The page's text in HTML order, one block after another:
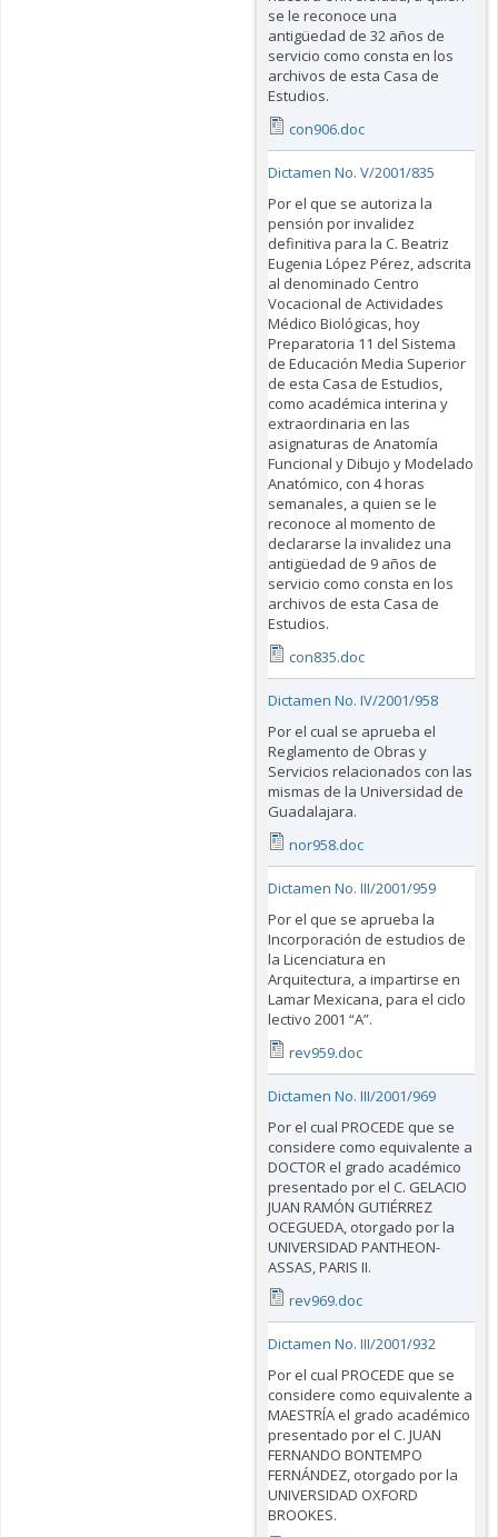
se le reconoce una
antigüedad de 32 años de
servicio como consta en los
archivos de esta Casa de
Estudios.
con906.doc
Dictamen No. V/2001/835
Por el que se autoriza la
pensión por invalidez
definitiva para la C. Beatriz
Eugenia López Pérez, adscrita
al denominado Centro
Vocacional de Actividades
Médico Biológicas, hoy
Preparatoria 11 del Sistema
de Educación Media Superior
de esta Casa de Estudios,
como académica interina y
extraordinaria en las
asignaturas de Anatomía
Funcional y Dibujo y Modelado
Anatómico, con 4 horas
semanales, a quien se le
reconoce al momento de
declararse la invalidez una
antigüedad de 9 años de
servicio como consta en los
archivos de esta Casa de
Estudios.
con835.doc
Dictamen No. IV/2001/958
Por el cual se aprueba el
Reglamento de Obras y
Servicios relacionados con las
mismas de la Universidad de
Guadalajara.
nor958.doc
Dictamen No. III/2001/959
Por el que se aprueba la
Incorporación de estudios de
la Licenciatura en
Arquitectura, a impartirse en
Lamar Mexicana, para el ciclo
lectivo 2001 “A”.
rev959.doc
Dictamen No. III/2001/969
Por el cual PROCEDE que se
considere como equivalente a
DOCTOR el grado académico
presentado por el C. GELACIO
JUAN RAMÓN GUTIÉRREZ
OCEGUEDA, otorgado por la
UNIVERSIDAD PANTHEON-
ASSAS, PARIS II.
rev969.doc
Dictamen No. III/2001/932
Por el cual PROCEDE que se
considere como equivalente a
MAESTRÍA el grado académico
presentado por el C. JUAN
FERNANDO BONTEMPO
FERNÁNDEZ, otorgado por la
UNIVERSIDAD OXFORD
BROOKES.